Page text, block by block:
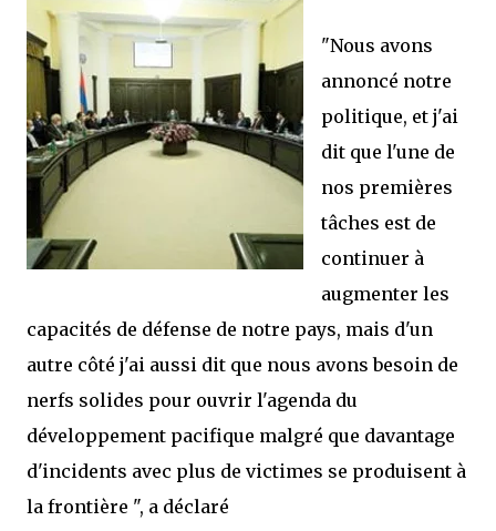
"Nous avons
annoncé notre
politique, et j'ai
dit que l'une de
nos premières
tâches est de
continuer à
augmenter les
capacités de défense de notre pays, mais d'un
autre côté j'ai aussi dit que nous avons besoin de
nerfs solides pour ouvrir l'agenda du
développement pacifique malgré que davantage
d'incidents avec plus de victimes se produisent à
la frontière ", a déclaré